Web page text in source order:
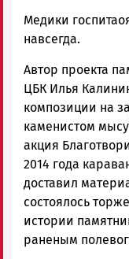
Медики
навсегда.
Автор проекта
ЦБК Илья
композиции на
каменистом
акция
2014 года
доставил
состоялось
истории
раненым